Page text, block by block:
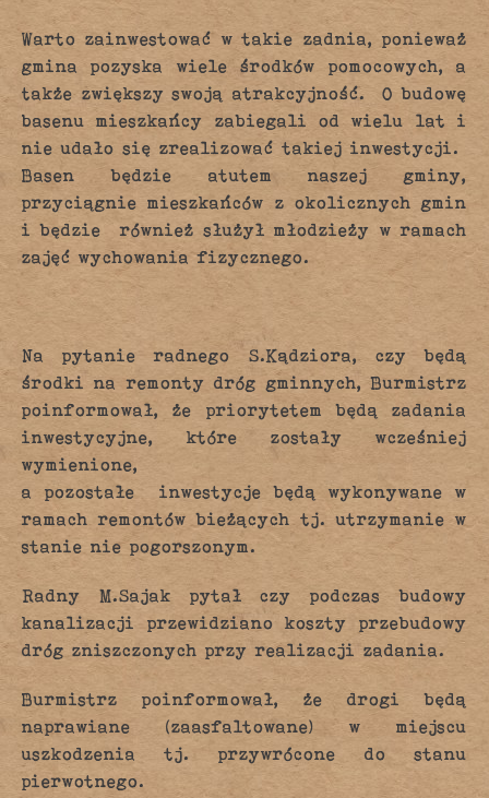
Warto zainwestować w takie zadnia, ponieważ
gmina pozyska wiele środków pomocowych, a
także zwiększy swoją atrakcyjność. O budowę
basenu mieszkańcy zabiegali od wielu lat i
nie udało się zrealizować takiej inwestycji.
Basen będzie atutem naszej gminy,
przyciągnie mieszkańców z okolicznych gmin
i będzie również służył młodzieży w ramach
zajęć wychowania fizycznego.
Na pytanie radnego S.Kądziora, czy będą
środki na remonty dróg gminnych, Burmistrz
poinformował, że priorytetem będą zadania
inwestycyjne, które zostały wcześniej
wymienione,
a pozostałe inwestycje będą wykonywane w
ramach remontów bieżących tj. utrzymanie w
stanie nie pogorszonym.
Radny M.Sajak pytał czy podczas budowy
kanalizacji przewidziano koszty przebudowy
dróg zniszczonych przy realizacji zadania.
Burmistrz poinformował, że drogi będą
naprawiane (zaasfaltowane) w miejscu
uszkodzenia tj. przywrócone do stanu
pierwotnego.